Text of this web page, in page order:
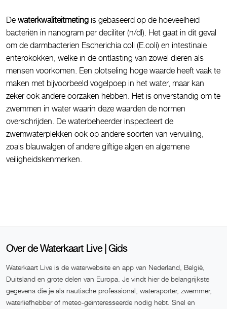
De waterkwaliteitmeting is gebaseerd op de hoeveelheid
bacteriën in nanogram per deciliter (n/dl). Het gaat in dit geval
om de darmbacterien Escherichia coli (E.coli) en intestinale
enterokokken, welke in de ontlasting van zowel dieren als
mensen voorkomen. Een plotseling hoge waarde heeft vaak te
maken met bijvoorbeeld vogelpoep in het water, maar kan
zeker ook andere oorzaken hebben. Het is onverstandig om te
zwemmen in water waarin deze waarden de normen
overschrijden. De waterbeheerder inspecteert de
zwemwaterplekken ook op andere soorten van vervuiling,
zoals blauwalgen of andere giftige algen en algemene
veiligheidskenmerken.
Over de Waterkaart Live | Gids
Waterkaart Live is de waterwebsite en app van Nederland, België,
Duitsland en grote delen van Europa. Je vindt hier de belangrijkste
gegevens die je als nautische professional, watersporter, zwemmer,
waterliefhebber of meteo-geïnteresseerde nodig hebt. Snel en